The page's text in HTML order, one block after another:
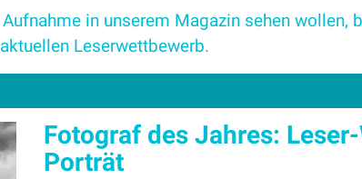
in unserem Magazin sehen wollen,
Leserwettbewerb.
Fotograf des Jahres:
Porträt